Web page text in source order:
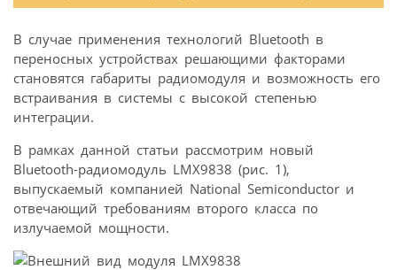
В случае применения технологий Bluetooth в
переносных устройствах решающими факторами
становятся габариты радиомодуля и возможность его
встраивания в системы с высокой степенью
интеграции.
В рамках данной статьи рассмотрим новый
Bluetooth-радиомодуль LMX9838 (рис. 1),
выпускаемый компанией National Semiconductor и
отвечающий требованиям второго класса по
излучаемой мощности.